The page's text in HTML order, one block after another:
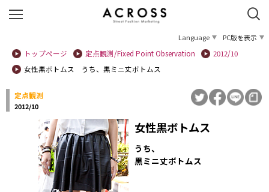
Language
PC版を表示
トップページ
定点観測/Fixed Point Observation
2012/10
女性黒ボトムス うち、黒ミニ丈ボトムス
定点観測
2012/10
女性黒ボトムス
うち、
黒ミニ丈ボトムス